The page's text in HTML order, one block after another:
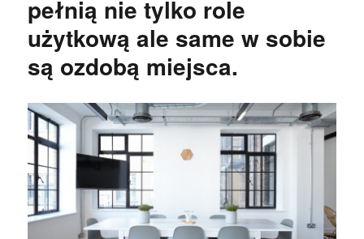
pełnią nie tylko role
użytkową ale same w sobie
są ozdobą miejsca.